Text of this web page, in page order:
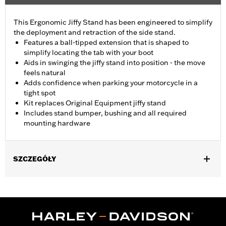
This Ergonomic Jiffy Stand has been engineered to simplify
the deployment and retraction of the side stand.
Features a ball-tipped extension that is shaped to
simplify locating the tab with your boot
Aids in swinging the jiffy stand into position - the move
feels natural
Adds confidence when parking your motorcycle in a
tight spot
Kit replaces Original Equipment jiffy stand
Includes stand bumper, bushing and all required
mounting hardware
SZCZEGÓŁY
footboards, Burst footboards, or Rider Running Boards P/N
50500158.